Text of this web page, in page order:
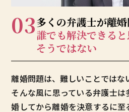
03多くの弁護士が離
誰でも解決できると
そうではない
離婚問題は、難しいことではな
そんな風に思っている弁護士
婚してから離婚を決意するに